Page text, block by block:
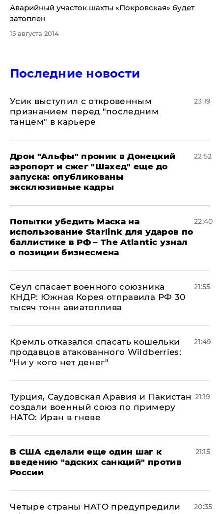
Аварийный участок шахты «Покровская» будет
затоплен
15 августа 2014
Последние новости
Усик выступил с откровенным
признанием перед "последним
танцем" в карьере
23:19
Дрон "Альфы" проник в Донецкий
аэропорт и сжег "Шахед" еще до
запуска: опубликованы
эксклюзивные кадры
22:52
Попытки убедить Маска на
использование Starlink для ударов по
баллистике в РФ – The Atlantic узнал
о позиции бизнесмена
22:40
​Сеул спасает военного союзника
КНДР: Южная Корея отправила РФ 30
тысяч тонн авиатоплива
21:55
Кремль отказался спасать кошельки
продавцов атакованного Wildberries:
"Ни у кого нет денег"
21:49
Турция, Саудовская Аравия и Пакистан
создали военный союз по примеру
НАТО: Иран в гневе
21:19
В США сделали еще один шаг к
введению "адских санкций" против
России
21:15
Четыре страны НАТО предупредили
20:35